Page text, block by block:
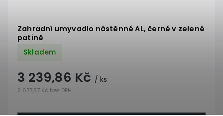
Zahradní umyvadlo nástěnné AL, černé v zelené
patině
Skladem
2 677,57 Kč bez DPH
3 239,86 Kč / ks